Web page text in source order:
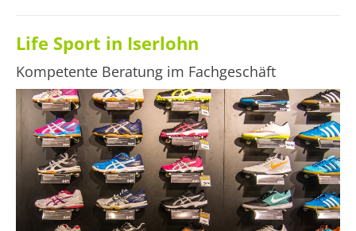
Life Sport in Iserlohn
Kompetente Beratung im Fachgeschäft